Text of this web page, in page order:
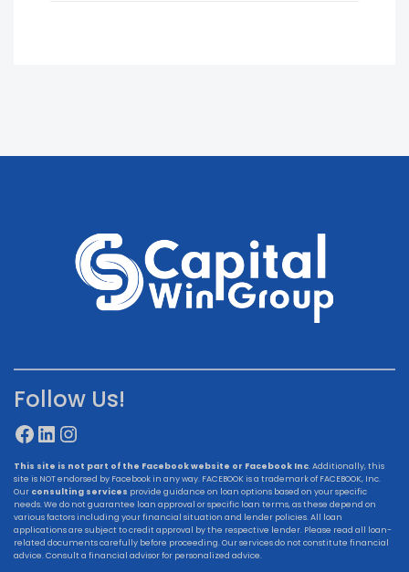
Follow Us!
Facebook
LinkedIn
Instagram
This site is not part of the Facebook website or Facebook Inc. Additionally, this
site is NOT endorsed by Facebook in any way. FACEBOOK is a trademark of FACEBOOK, Inc.
Our consulting services provide guidance on loan options based on your specific
needs. We do not guarantee loan approval or specific loan terms, as these depend on
various factors including your financial situation and lender policies. All loan
applications are subject to credit approval by the respective lender. Please read all loan-
related documents carefully before proceeding. Our services do not constitute financial
advice. Consult a financial advisor for personalized advice.